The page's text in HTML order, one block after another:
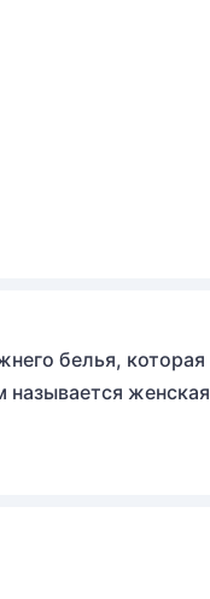
белья, которая
называется женская